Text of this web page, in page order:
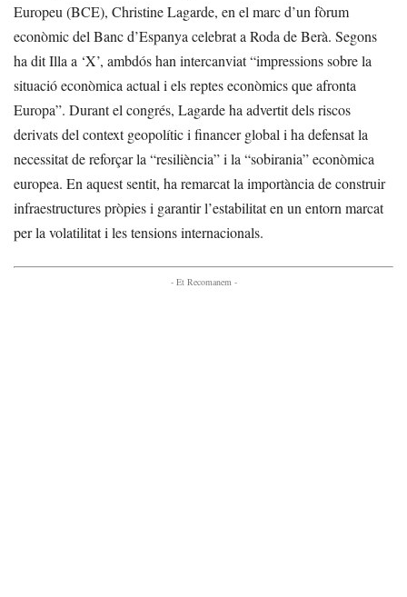
Europeu (BCE), Christine Lagarde, en el marc d’un fòrum
econòmic del Banc d’Espanya celebrat a Roda de Berà. Segons
ha dit Illa a ‘X’, ambdós han intercanviat “impressions sobre la
situació econòmica actual i els reptes econòmics que afronta
Europa”. Durant el congrés, Lagarde ha advertit dels riscos
derivats del context geopolític i financer global i ha defensat la
necessitat de reforçar la “resiliència” i la “sobirania” econòmica
europea. En aquest sentit, ha remarcat la importància de construir
infraestructures pròpies i garantir l’estabilitat en un entorn marcat
per la volatilitat i les tensions internacionals.
- Et Recomanem -